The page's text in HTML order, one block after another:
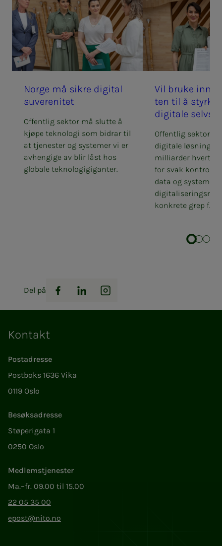
Nor­­­ge må sik­­­re di­­­gi­­­tal
su­ve­re­­­ni­­­tet
Offentlig sektor må slutte å
kjøpe teknologi som bidrar til
at tjenester og systemer vi er
avhengige av blir låst hos
globale teknologigiganter.
Vil bru­­­ke
ten til å styr­­­ke
di­­­gi­ta­­­le
Offentlig sektor
digitale løsninger
milliarder hvert
for svak kontroll
data og systemer.
konkrete grep f...
Del på
Facebook
LinkedInInstagram
Kontakt
Postadresse
Postboks 1636 Vika
0119 Oslo
Besøksadresse
Støperigata 1
0250 Oslo
Medlemstjenester
Ma.–fr. 09.00 til 15.00
22 05 35 00
epost@nito.no